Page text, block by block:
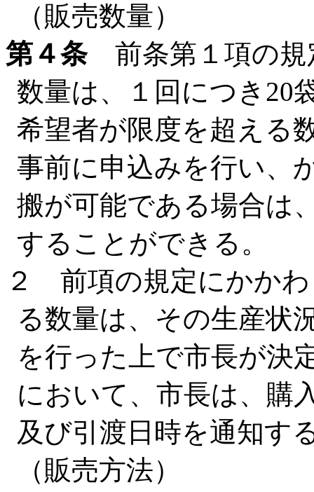
（販売数量）
第４条前条第１項の規
数量は、１回につき20
希望者が限度を超える
事前に申込みを行い、
搬が可能である場合は
することができる。
２ 前項の規定にかか
る数量は、その生産状
を行った上で市長が決
において、市長は、購
及び引渡日時を通知す
（販売方法）